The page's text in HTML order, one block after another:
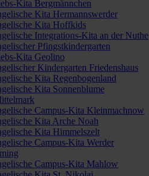
Kita Bergmännchen
Kita Hermannswerder
Kita Hoffkids
Integrations-Kita an der Nuthe
Pfingstkindergarten
Kita Geolino
Kindergarten Friedenshaus
Kita Regenbogenland
Kita Sonnenblume
Campus-Kita Kleinmachnow
Kita Arche Noah
Kita Himmelszelt
Campus-Kita Werder
Campus-Kita Mahlow